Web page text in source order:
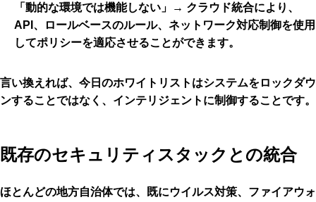
「 動的な環境では機能しない 」→ クラウド統合により、
API、ロールベースのルール、ネットワーク対応制御を使用
してポリシーを適応させることができます。
言い換えれば、今日のホワイトリストはシステムをロックダウ
ンすることではなく、インテリジェントに制御することです。
既存のセキュリティスタックとの統合
ほとんどの地方自治体では、既にウイルス対策、ファイアウォ